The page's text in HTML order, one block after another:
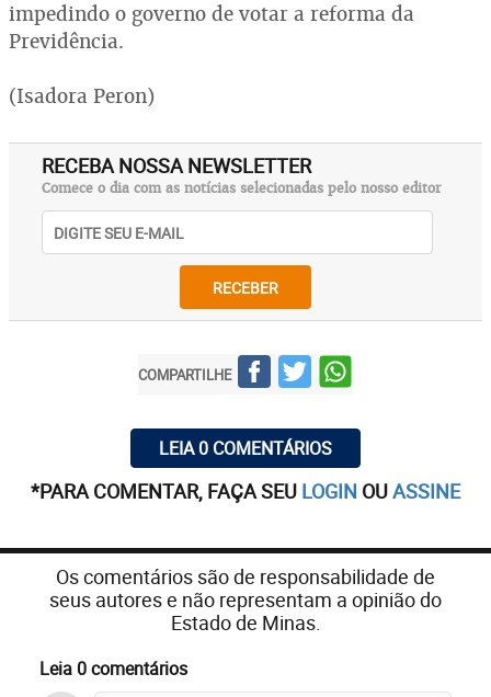
impedindo o governo de votar a reforma da
Previdência.
(Isadora Peron)
RECEBA NOSSA NEWSLETTER
Comece o dia com as notícias selecionadas pelo nosso editor
RECEBER
COMPARTILHE
LEIA 0 COMENTÁRIOS
*PARA COMENTAR, FAÇA SEU LOGIN OUASSINE
Os comentários são de responsabilidade de
seus autores e não representam a opinião do
Estado de Minas.
Leia 0 comentários